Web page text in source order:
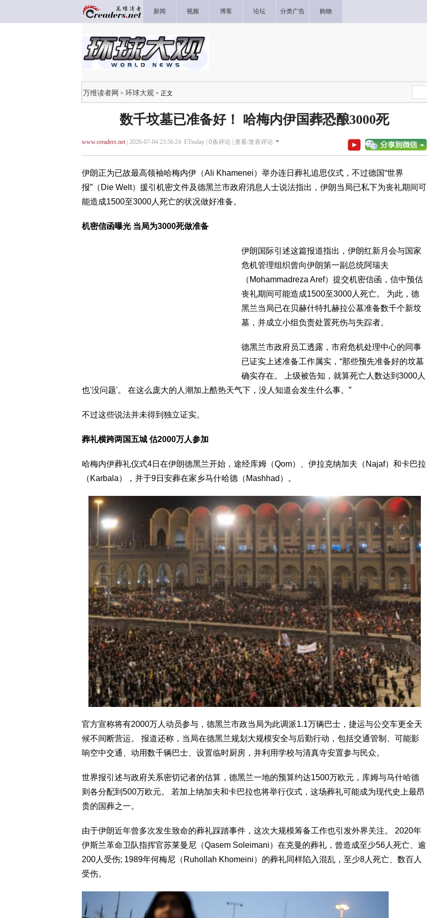
新闻 视频 博客 论坛 分类广告 购物
万维读者网 > 环球大观 > 正文
数千坟墓已准备好！ 哈梅内伊国葬恐酿3000死
www.creaders.net| 2026-07-04 23:56:24 ETtoday | 0条评论 | 查看/发表评论
伊朗正为已故最高领袖哈梅内伊（Ali Khamenei）举办连日葬礼追思仪式，不过德国“世界
报”（Die Welt）援引机密文件及德黑兰市政府消息人士说法指出，伊朗当局已私下为丧礼期间可
能造成1500至3000人死亡的状况做好准备。
机密信函曝光 当局为3000死做准备
伊朗国际引述这篇报道指出，伊朗红新月会与国家
危机管理组织曾向伊朗第一副总统阿瑞夫
（Mohammadreza Aref）提交机密信函，信中预估
丧礼期间可能造成1500至3000人死亡。 为此，德
黑兰当局已在贝赫什特扎赫拉公墓准备数千个新坟
墓，并成立小组负责处置死伤与失踪者。
德黑兰市政府员工透露，市府危机处理中心的同事
已证实上述准备工作属实，“那些预先准备好的坟墓
确实存在。 上级被告知，就算死亡人数达到3000人
也'没问题'。 在这么庞大的人潮加上酷热天气下，没人知道会发生什么事。”
不过这些说法并未得到独立证实。
葬礼横跨两国五城 估2000万人参加
哈梅内伊葬礼仪式4日在伊朗德黑兰开始，途经库姆（Qom）、伊拉克纳加夫（Najaf）和卡巴拉
（Karbala），并于9日安葬在家乡马什哈德（Mashhad）。
官方宣称将有2000万人动员参与，德黑兰市政当局为此调派1.1万辆巴士，捷运与公交车更全天
候不间断营运。 报道还称，当局在德黑兰规划大规模安全与后勤行动，包括交通管制、可能影
响空中交通、动用数千辆巴士、设置临时厨房，并利用学校与清真寺安置参与民众。
世界报引述与政府关系密切记者的估算，德黑兰一地的预算约达1500万欧元，库姆与马什哈德
则各分配到500万欧元。 若加上纳加夫和卡巴拉也将举行仪式，这场葬礼可能成为现代史上最昂
贵的国葬之一。
由于伊朗近年曾多次发生致命的葬礼踩踏事件，这次大规模筹备工作也引发外界关注。 2020年
伊斯兰革命卫队指挥官苏莱曼尼（Qasem Soleimani）在克曼的葬礼，曾造成至少56人死亡、逾
200人受伤; 1989年何梅尼（Ruhollah Khomeini）的葬礼同样陷入混乱，至少8人死亡、数百人
受伤。